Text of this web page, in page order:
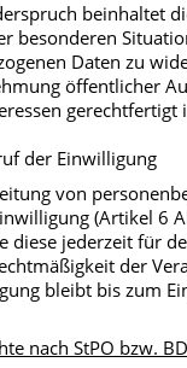
beinhaltet
besonderen
Daten zu
öffentlicher
gerechtfertigt
der Einwilligung
von
(Artikel 6
diese jederzeit für
der
bleibt bis zum
nach StPO bzw.